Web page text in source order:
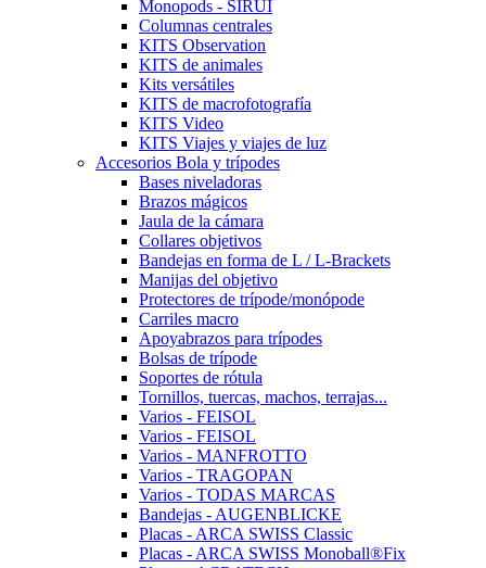
Monopods - SIRUI
Columnas centrales
KITS Observation
KITS de animales
Kits versátiles
KITS de macrofotografía
KITS Video
KITS Viajes y viajes de luz
Accesorios Bola y trípodes
Bases niveladoras
Brazos mágicos
Jaula de la cámara
Collares objetivos
Bandejas en forma de L / L-Brackets
Manijas del objetivo
Protectores de trípode/monópode
Carriles macro
Apoyabrazos para trípodes
Bolsas de trípode
Soportes de rótula
Tornillos, tuercas, machos, terrajas...
Varios - FEISOL
Varios - FEISOL
Varios - MANFROTTO
Varios - TRAGOPAN
Varios - TODAS MARCAS
Bandejas - AUGENBLICKE
Placas - ARCA SWISS Classic
Placas - ARCA SWISS Monoball®Fix